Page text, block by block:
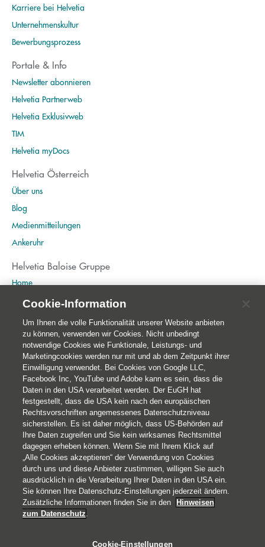
Karriere bei Helvetia
Unternehmenskultur
Bewerbungsprozess
Portale & Info
Newsletter abonnieren
Helvetia Partnerweb
Helvetia Exklusivweb
TIM
Helvetia myDocs
Helvetia Österreich
Über uns
Blog
Medienmitteilungen
Ankeruhr
Helvetia Baloise Gruppe
Home
Publikationen
Nachhaltigkeit
© 2026 Helvetia Versicherungen AG
Hoher Markt 10-11
1010 Wien
+43 50 222-1000
Impressum
Rechtliche Hinweise
Cookie-Information
Um Ihnen die volle Funktionalität unserer Website anbieten
zu können, verwenden wir Cookies. Nicht unbedingt
notwendige Cookies wie Funktionale, Leistungs- und
Marketingcookies werden nur mit und ab dem Zeitpunkt ihrer
Einwilligung verwendet. Bei Cookies von Google LLC,
Facebook Inc, YouTube und Adobe kann es sein, dass die
Daten in den USA verarbeitet werden. Der EuGH hat
festgestellt, dass die USA kein nach den europäischen
Rechtsvorschriften angemessenes Datenschutzniveau
sicherstellen. Es ist daher möglich, dass US-Behörden auf
Ihre Daten zugreifen und Sie kein wirksames Rechtsmittel
dagegen erheben können. Wenn Sie mit Ihrem Klick auf
„Alle Cookies akzeptieren“ der Verwendung von Cookies
durch uns und diese Anbieter zustimmen, willigen Sie auch
ausdrücklich in die Verarbeitung Ihrer Daten in den USA ein.
Sie können Ihre Datenschutz-Einstellungen jederzeit ändern.
Zusätzliche Informationen finden Sie in den
Hinweisen
zum Datenschutz.
Cookie-Einstellungen